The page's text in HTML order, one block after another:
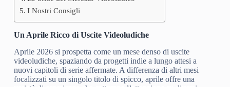
I Nostri Consigli
Un Aprile Ricco di Uscite Videoludiche
Aprile 2026 si prospetta come un mese denso di uscite
videoludiche, spaziando da progetti indie a lungo attesi a
nuovi capitoli di serie affermate. A differenza di altri mesi
focalizzati su un singolo titolo di spicco, aprile offre una